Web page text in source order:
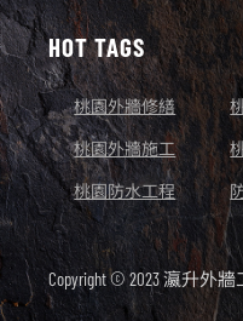
HOT TAGS
桃園外牆修繕
桃園外牆施工
桃園防水工程
Copyright © 2023 瀛升外牆